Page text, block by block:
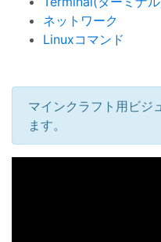
ネットワーク
Linuxコマンド
マインクラフト用ビジ
ます。